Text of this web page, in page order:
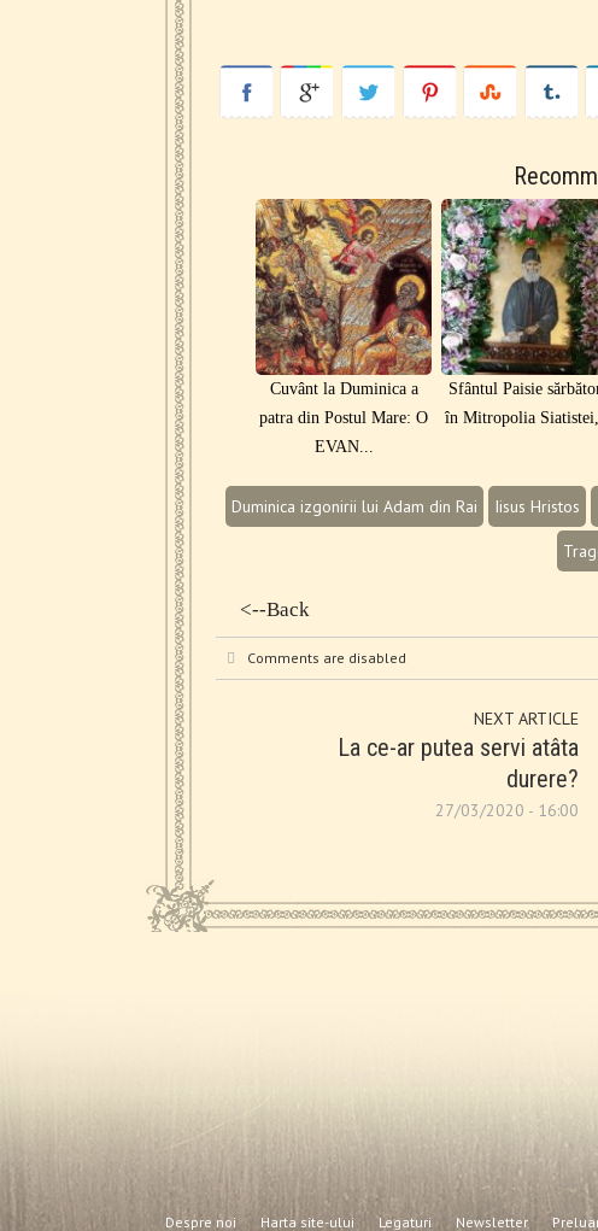
Cuvânt la Duminica a
patra din Postul Mare: O
EVAN...
Sfântul Paisie
în Mitropolia
Duminica izgonirii lui Adam din Rai Iisus Hristos
<--Back
Comments are disabled
NEXT ARTICLE
La ce-ar putea servi atâta
durere?
27/03/2020 - 16:00
Despre noi Harta site-ului Legaturi Newsletter